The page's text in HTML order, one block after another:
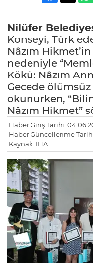
Nilüfer
Konseyi, Türk
Nâzım
nedeniyle
Kökü: Nâzım
Gecede
okunurken,
Nâzım Hikmet”
Haber Giriş Tarihi:
Haber Güncellenme
Kaynak: İHA